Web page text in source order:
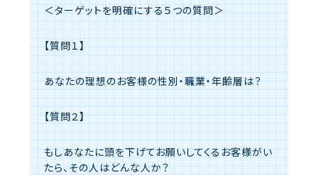
＜ターゲットを明確にする５つの質問＞
【質問１】
あなたの理想のお客様の性別・職業・年齢層は？
【質問２】
もしあなたに頭を下げてお願いしてくるお客様がい
たら、その人はどんな人か？